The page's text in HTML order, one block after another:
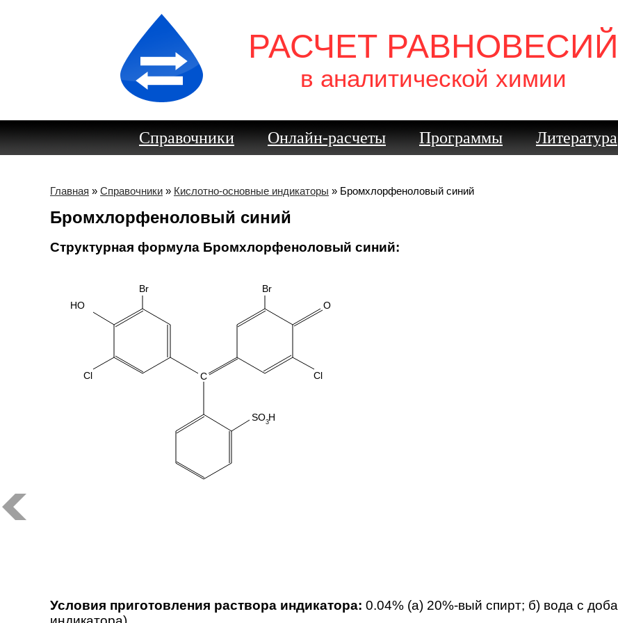
РАСЧЕТ РАВНОВЕСИЙ
в аналитической химии
Справочники Онлайн-расчеты Программы Литература
Главная » Справочники » Кислотно-основные индикаторы » Бромхлорфеноловый синий
Бромхлорфеноловый синий
Структурная формула Бромхлорфеноловый синий:
C
HO O
SO H
3
Cl
Br Br
Cl
Условия приготовления раствора индикатора: 0.04% (а) 20%-вый спирт; б) вода с